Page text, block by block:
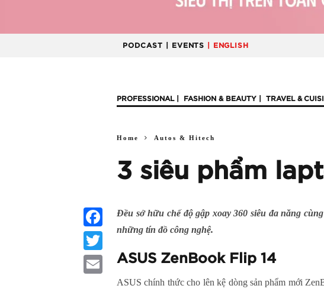
PODCAST | EVENTS | ENGLISH
PROFESSIONAL FASHION & BEAUTY TRAVEL &
Home Autos & Hitech
3 siêu phẩm
Đều sở hữu chế độ gập xoay 360 siêu đa năng
những tín đồ công nghệ.
ASUS ZenBook Flip 14
ASUS chính thức cho lên kệ dòng sản phẩm mới
Facebook
Twitter